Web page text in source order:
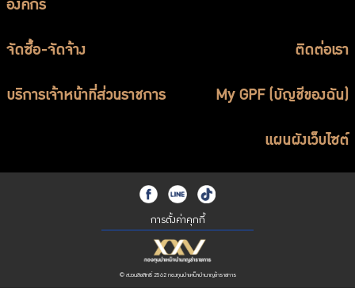
องค์กร
จัดซื้อ-จัดจ้าง ติดต่อเรา
บริการเจ้าหน้าที่ส่วนราชการ My GPF (บัญชีของฉัน)
แผนผังเว็บไซต์
การตั้งค่าคุกกี้
© สงวนลิขสิทธิ์ 2562 กองทุนบำเหน็จบำนาญข้าราชการ